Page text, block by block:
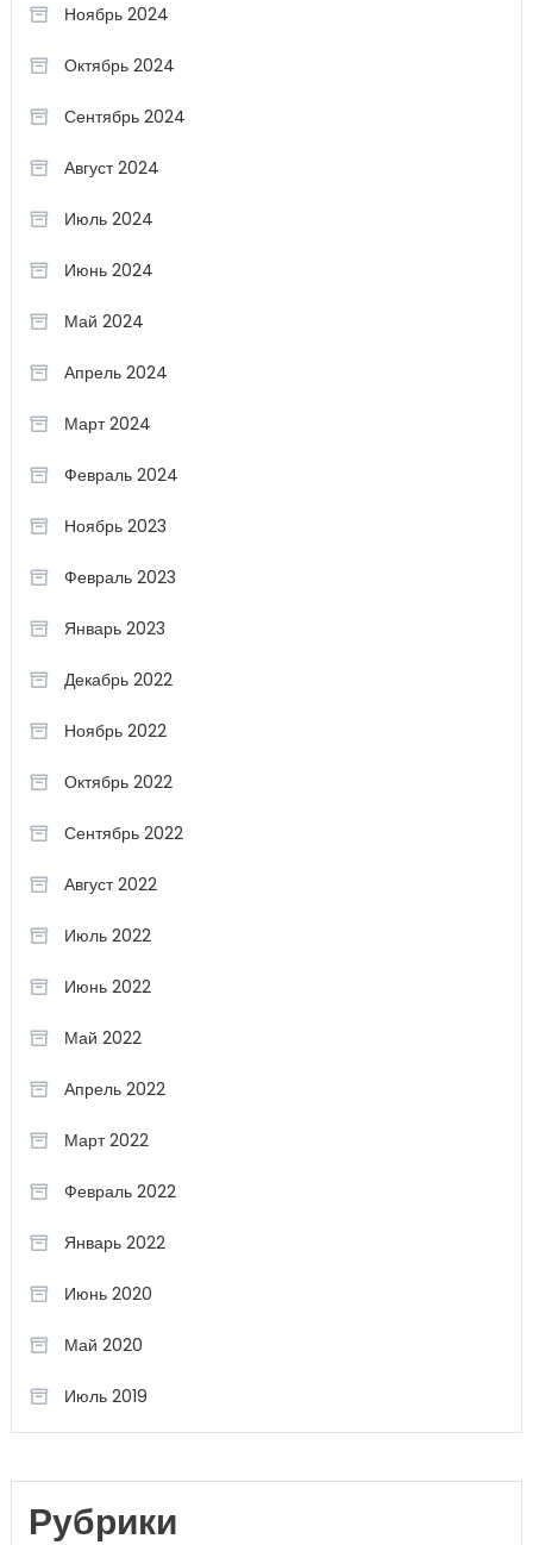
Ноябрь 2024
Октябрь 2024
Сентябрь 2024
Август 2024
Июль 2024
Июнь 2024
Май 2024
Апрель 2024
Март 2024
Февраль 2024
Ноябрь 2023
Февраль 2023
Январь 2023
Декабрь 2022
Ноябрь 2022
Октябрь 2022
Сентябрь 2022
Август 2022
Июль 2022
Июнь 2022
Май 2022
Апрель 2022
Март 2022
Февраль 2022
Январь 2022
Июнь 2020
Май 2020
Июль 2019
Рубрики